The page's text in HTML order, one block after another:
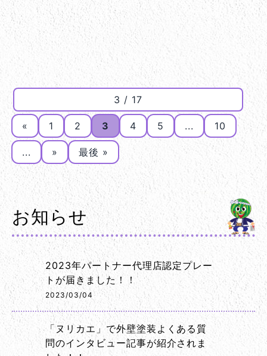
3 / 17
« 1 2 3 4 5 ... 10
... » 最後 »
お知らせ
2023年パートナー代理店認定プレー
トが届きました！！
2023/03/04
「ヌリカエ」で外壁塗装よくある質
問のインタビュー記事が紹介されま